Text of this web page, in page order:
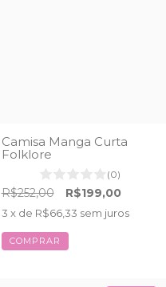
Camisa Manga Curta
Folklore
(0)
R$252,00 R$199,00
3 x de R$66,33 sem juros
COMPRAR